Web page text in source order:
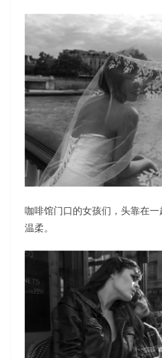
咖啡馆门口的女孩们，头靠在
温柔。